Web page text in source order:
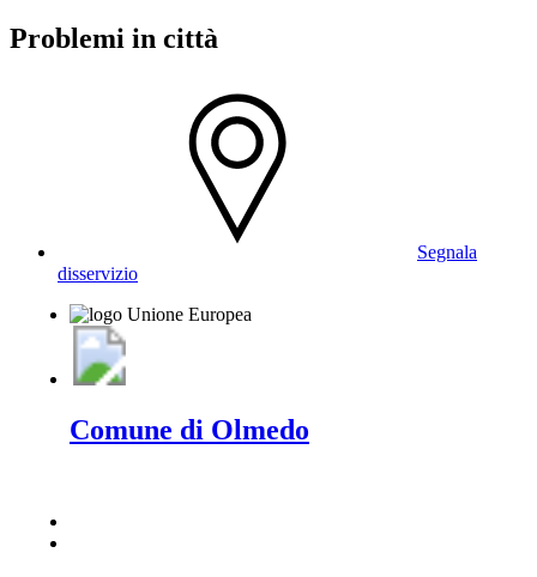
Problemi in città
Segnala
disservizio
Comune di Olmedo